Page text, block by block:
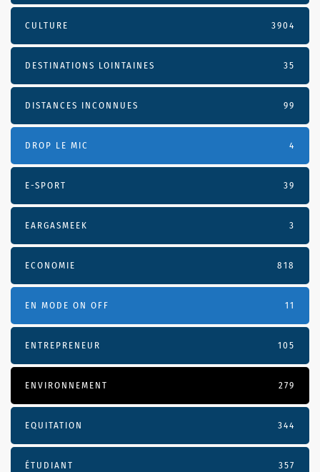
CULTURE 3904
DESTINATIONS LOINTAINES 35
DISTANCES INCONNUES 99
DROP LE MIC 4
E-SPORT 39
EARGASMEEK 3
ECONOMIE 818
EN MODE ON OFF 11
ENTREPRENEUR 105
ENVIRONNEMENT 279
EQUITATION 344
ÉTUDIANT 357